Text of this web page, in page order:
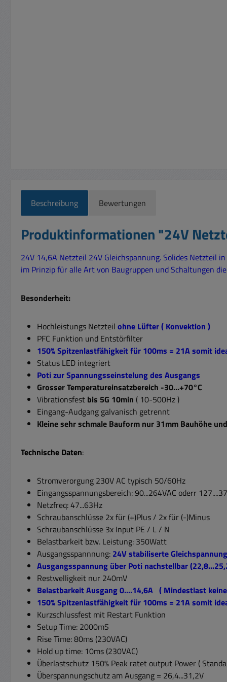
Beschreibung Bewertungen
Produktinformationen "24V
24V 14,6A Netzteil 24V Gleichspannung. Solides Netzteil
im Prinzip für alle Art von Baugruppen und Schaltungen
Besonderheit:
Hochleistungs Netzteil ohne Lüfter ( Konvektion )
PFC Funktion und Entstörfilter
150% Spitzenlastfähigkeit für 100ms = 21A somit
Status LED integriert
Poti zur Spannungsseinstelung des Ausgangs
Grosser Temperatureinsatzbereich -30...+70°C
Vibrationsfest bis 5G 10min ( 10-500Hz )
Eingang-Audgang galvanisch getrennt
Kleine sehr schmale Bauform nur 31mm Bauhöhe
Technische Daten:
Stromverorgung 230V AC typisch 50/60Hz
Eingangsspannungsbereich: 90...264VAC oderr
Netzfreq: 47...63Hz
Schraubanschlüsse 2x für (+)Plus / 2x für (-)Minus
Schraubanschlüsse 3x Input PE / L / N
Belastbarkeit bzw. Leistung: 350Watt
Ausgangsspannnung: 24V stabiliserte Gleichspannung
Ausgangsspannung über Poti nachstellbar
Restwelligkeit nur 240mV
Belastbarkeit Ausgang 0....14,6A ( Mindestlast
150% Spitzenlastfähigkeit für 100ms = 21A somit
Kurzschlussfest mit Restart Funktion
Setup Time: 2000mS
Rise Time: 80ms (230VAC)
Hold up time: 10ms (230VAC)
Überlastschutz 150% Peak ratet output Power (
Überspannungschutz am Ausgang = 26,4...31,2V